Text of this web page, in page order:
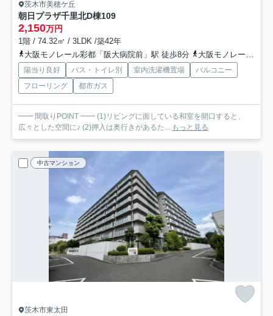
茨木市美穂ケ丘
朝日プラザ千里北D棟109
2,150万円
1階 / 74.32㎡ / 3LDK /築42年
大阪モノレール彩都「阪大病院前」駅 徒歩8分
大阪モノレール彩都「豊川」駅 徒歩17分
陽当り良好 バス・トイレ別 室内洗濯機置場
バルコニー
フローリング
都市ガス
━━ 間取りPOINT ━━ (1)リビングに面している和室を開口すると、
広々とした空間に♪ (2)押入は奥行きがあるた... もっと見る
中古マンション
茨木市東太田